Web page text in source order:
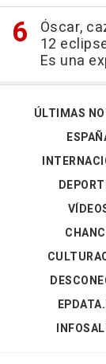
Óscar,
12
Es una
ÚLTIMAS